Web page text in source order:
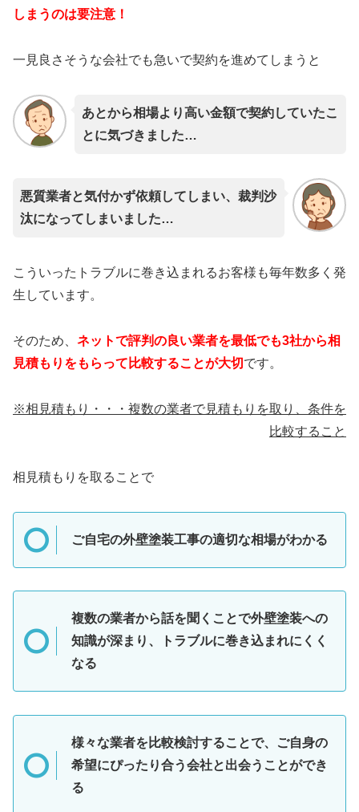
しまうのは要注意！
一見良さそうな会社でも急いで契約を進めてしまうと
あとから相場より高い金額で契約していたこ
とに気づきました…
悪質業者と気付かず依頼してしまい、裁判沙
汰になってしまいました…
こういったトラブルに巻き込まれるお客様も毎年数多く発
生しています。
そのため、 ネットで評判の良い業者を最低でも3社から相
見積もりをもらって比較することが大切です。
※相見積もり・・・複数の業者で見積もりを取り、条件を
比較すること
相見積もりを取ることで
ご自宅の外壁塗装工事の適切な相場がわかる
複数の業者から話を聞くことで外壁塗装への
知識が深まり、トラブルに巻き込まれにくく
なる
様々な業者を比較検討することで、ご自身の
希望にぴったり合う会社と出会うことができ
る